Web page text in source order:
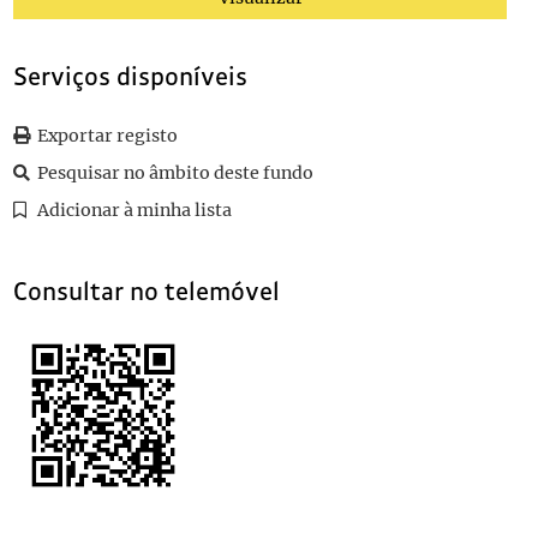
1877-05-26
Serviços disponíveis
Exportar registo
Pesquisar no âmbito deste fundo
Adicionar à minha lista
Consultar no telemóvel